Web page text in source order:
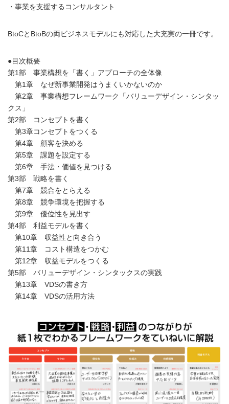
・事業を支援するコンサルタント
BtoCとBtoBの両ビジネスモデルにも対応した大充実の一冊です。
●目次概要
第1部 事業構想を「書く」アプローチの全体像
第1章 なぜ新事業開発はうまくいかないのか
第2章 事業構想フレームワーク「バリューデザイン・シンタッ
クス」
第2部 コンセプトを書く
第3章コンセプトをつくる
第4章 顧客を決める
第5章 課題を設定する
第6章 手法・価値を見つける
第3部 戦略を書く
第7章 競合をとらえる
第8章 競争環境を把握する
第9章 優位性を見出す
第4部 利益モデルを書く
第10章 収益性と向き合う
第11章 コスト構造をつかむ
第12章 収益モデルをつくる
第5部 バリューデザイン・シンタックスの実践
第13章 VDSの書き方
第14章 VDSの活用方法